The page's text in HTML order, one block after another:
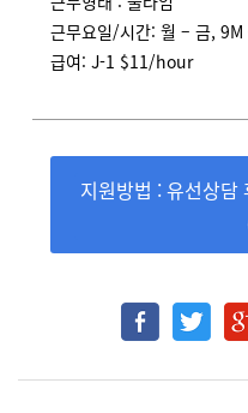
근무요일/시간: 월 – 금,
급여: J-1 $11/hour
지원방법 : 유선상